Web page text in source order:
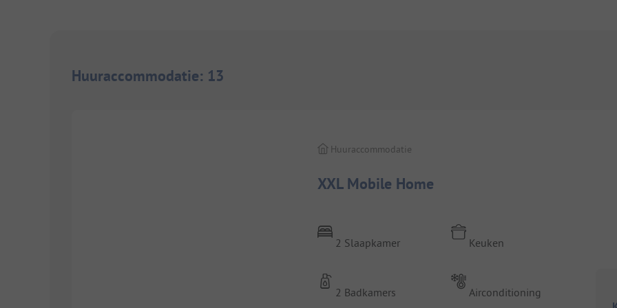
Huuraccommodatie: 13
XXL Mobile Home
Huuraccommodatie
2 Slaapkamer
2 Badkamers
Keuken
Airconditioning